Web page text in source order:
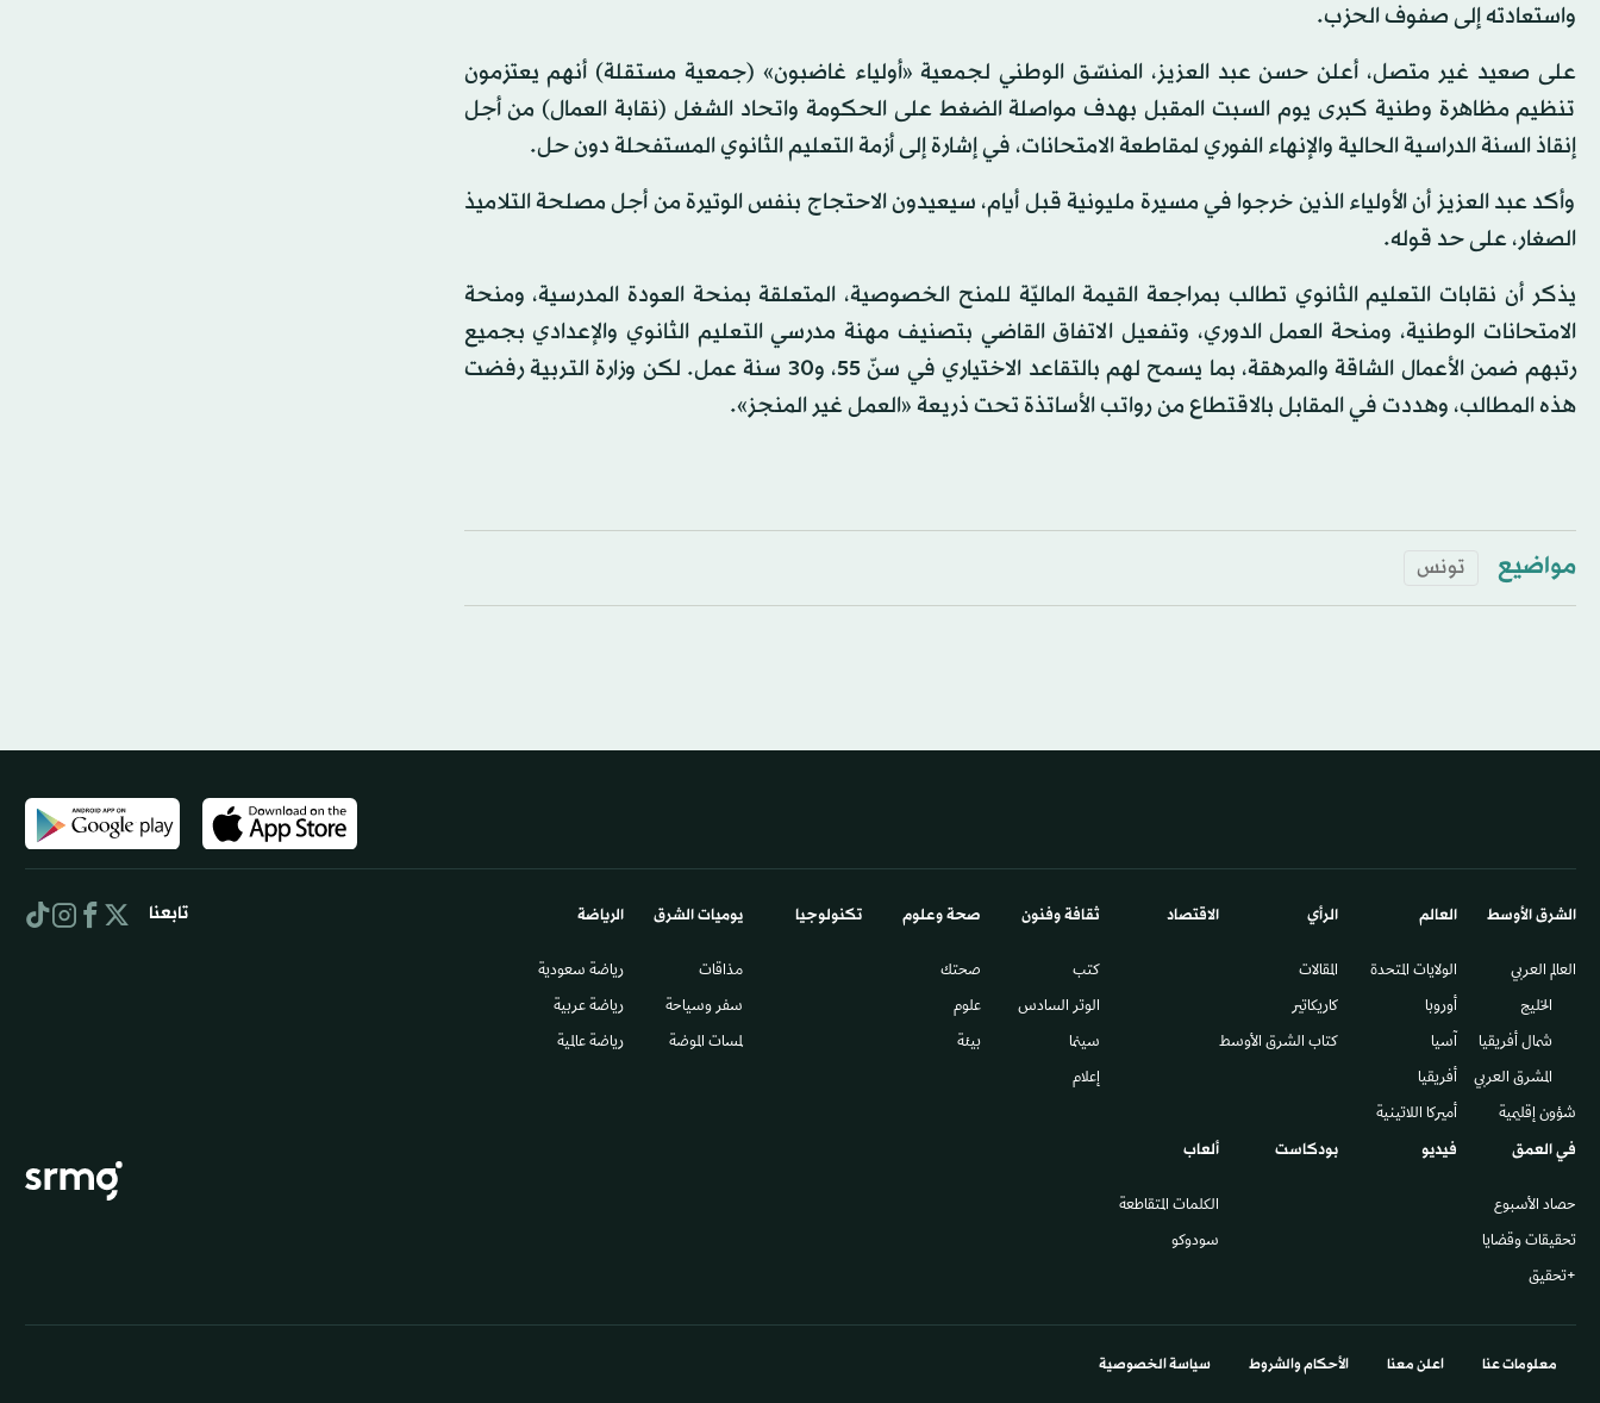
واستعادته إلى صفوف الحزب.
على صعيد غير متصل، أعلن حسن عبد العزيز، المنسّق الوطني لجمعية «أولياء غاضبون» (جمعية مستقلة) أنهم يعتزمون
تنظيم مظاهرة وطنية كبرى يوم السبت المقبل بهدف مواصلة الضغط على الحكومة واتحاد الشغل (نقابة العمال) من أجل
إنقاذ السنة الدراسية الحالية والإنهاء الفوري لمقاطعة الامتحانات، في إشارة إلى أزمة التعليم الثانوي المستفحلة دون حل.
وأكد عبد العزيز أن الأولياء الذين خرجوا في مسيرة مليونية قبل أيام، سيعيدون الاحتجاج بنفس الوتيرة من أجل مصلحة التلاميذ
الصغار، على حد قوله.
يذكر أن نقابات التعليم الثانوي تطالب بمراجعة القيمة الماليّة للمنح الخصوصية، المتعلقة بمنحة العودة المدرسية، ومنحة
الامتحانات الوطنية، ومنحة العمل الدوري، وتفعيل الاتفاق القاضي بتصنيف مهنة مدرسي التعليم الثانوي والإعدادي بجميع
رتبهم ضمن الأعمال الشاقة والمرهقة، بما يسمح لهم بالتقاعد الاختياري في سنّ 55، و30 سنة عمل. لكن وزارة التربية رفضت
هذه المطالب، وهددت في المقابل بالاقتطاع من رواتب الأساتذة تحت ذريعة «العمل غير المنجز».
مواضيع تونس
الشرق الأوسط​
العالم العربي
الخليج
شمال أفريقيا
المشرق العربي
شؤون إقليمية
العالم
الولايات المتحدة
أوروبا
آسيا
أفريقيا
أميركا اللاتينية
الرأي
المقالات
كاريكاتير
كتاب الشرق الأوسط
الاقتصاد ثقافة وفنون
كتب
الوتر السادس​
سينما
إعلام
صحة وعلوم
صحتك
علوم
بيئة
تكنولوجيا يوميات الشرق​
مذاقات
سفر وسياحة
لمسات الموضة
الرياضة
رياضة سعودية
رياضة عربية
رياضة عالمية
في العمق
حصاد الأسبوع
تحقيقات وقضايا
+تحقيق
فيديو بودكاست ألعاب
الكلمات المتقاطعة
سودوكو
تابعنا
معلومات عنا اعلن معنا الأحكام والشروط سياسة الخصوصية